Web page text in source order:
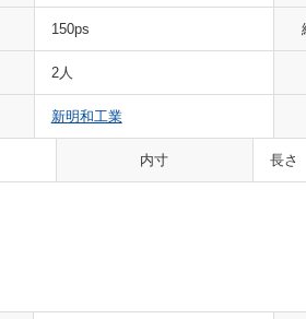
150ps
2人
新明和工業
内寸 長